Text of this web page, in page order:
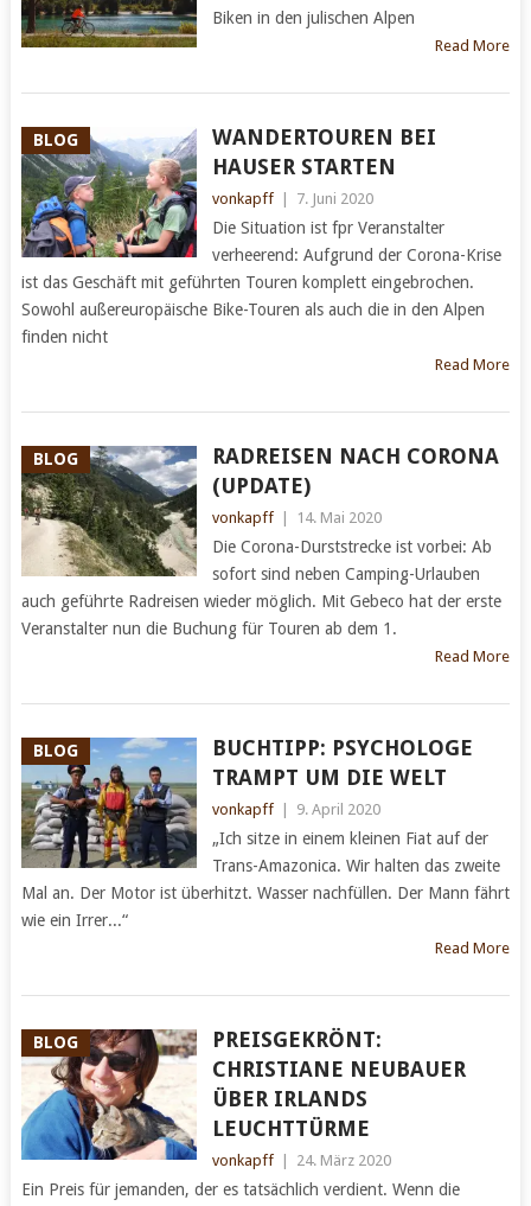
Biken in den julischen Alpen
Read More
BLOG
WANDERTOUREN BEI
HAUSER STARTEN
vonkapff 7. Juni 2020
Die Situation ist fpr Veranstalter
verheerend: Aufgrund der Corona-Krise
ist das Geschäft mit geführten Touren komplett eingebrochen.
Sowohl außereuropäische Bike-Touren als auch die in den Alpen
finden nicht
Read More
BLOG
RADREISEN NACH CORONA
(UPDATE)
vonkapff 14. Mai 2020
Die Corona-Durststrecke ist vorbei: Ab
sofort sind neben Camping-Urlauben
auch geführte Radreisen wieder möglich. Mit Gebeco hat der erste
Veranstalter nun die Buchung für Touren ab dem 1.
Read More
BLOG
BUCHTIPP: PSYCHOLOGE
TRAMPT UM DIE WELT
vonkapff 9. April 2020
„Ich sitze in einem kleinen Fiat auf der
Trans-Amazonica. Wir halten das zweite
Mal an. Der Motor ist überhitzt. Wasser nachfüllen. Der Mann fährt
wie ein Irrer...“
Read More
BLOG
PREISGEKRÖNT:
CHRISTIANE NEUBAUER
ÜBER IRLANDS
LEUCHTTÜRME
vonkapff 24. März 2020
Ein Preis für jemanden, der es tatsächlich verdient. Wenn die